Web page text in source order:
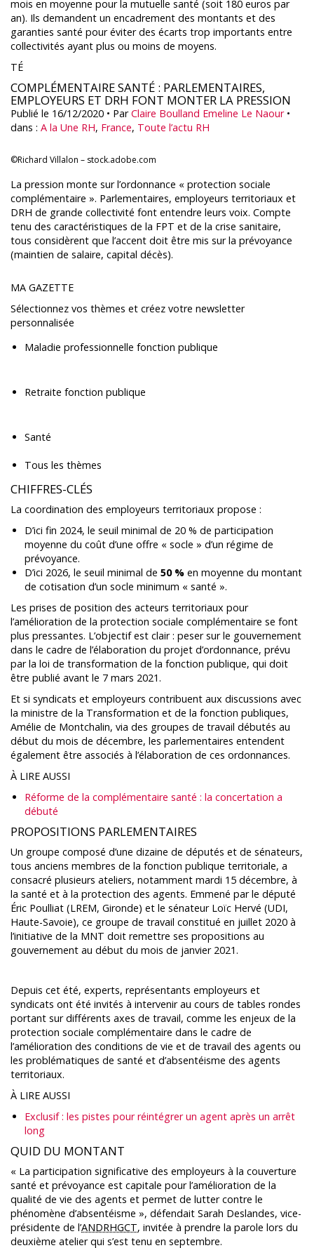
mois en moyenne pour la mutuelle santé (soit 180 euros par
an). Ils demandent un encadrement des montants et des
garanties santé pour éviter des écarts trop importants entre
collectivités ayant plus ou moins de moyens.
TÉ
COMPLÉMENTAIRE SANTÉ : PARLEMENTAIRES,
EMPLOYEURS ET DRH FONT MONTER LA PRESSION
Publié le 16/12/2020 • ParClaire Boulland Emeline Le Naour •
dans : A la Une RH, France, Toute l’actu RH
©Richard Villalon – stock.adobe.com
La pression monte sur l’ordonnance « protection sociale
complémentaire ». Parlementaires, employeurs territoriaux et
DRH de grande collectivité font entendre leurs voix. Compte
tenu des caractéristiques de la FPT et de la crise sanitaire,
tous considèrent que l’accent doit être mis sur la prévoyance
(maintien de salaire, capital décès).
MA GAZETTE
Sélectionnez vos thèmes et créez votre newsletter
personnalisée
Maladie professionnelle fonction publique
Retraite fonction publique
Santé
Tous les thèmes
CHIFFRES-CLÉS
La coordination des employeurs territoriaux propose :
D’ici fin 2024, le seuil minimal de 20 % de participation
moyenne du coût d’une offre « socle » d’un régime de
prévoyance.
D’ici 2026, le seuil minimal de 50 % en moyenne du montant
de cotisation d’un socle minimum « santé ».
Les prises de position des acteurs territoriaux pour
l’amélioration de la protection sociale complémentaire se font
plus pressantes. L’objectif est clair : peser sur le gouvernement
dans le cadre de l’élaboration du projet d’ordonnance, prévu
par la loi de transformation de la fonction publique, qui doit
être publié avant le 7 mars 2021.
Et si syndicats et employeurs contribuent aux discussions avec
la ministre de la Transformation et de la fonction publiques,
Amélie de Montchalin, via des groupes de travail débutés au
début du mois de décembre, les parlementaires entendent
également être associés à l’élaboration de ces ordonnances.
À LIRE AUSSI
Réforme de la complémentaire santé : la concertation a
débuté
PROPOSITIONS PARLEMENTAIRES
Un groupe composé d’une dizaine de députés et de sénateurs,
tous anciens membres de la fonction publique territoriale, a
consacré plusieurs ateliers, notamment mardi 15 décembre, à
la santé et à la protection des agents. Emmené par le député
Éric Poulliat (LREM, Gironde) et le sénateur Loïc Hervé (UDI,
Haute-Savoie), ce groupe de travail constitué en juillet 2020 à
l’initiative de la MNT doit remettre ses propositions au
gouvernement au début du mois de janvier 2021.
Depuis cet été, experts, représentants employeurs et
syndicats ont été invités à intervenir au cours de tables rondes
portant sur différents axes de travail, comme les enjeux de la
protection sociale complémentaire dans le cadre de
l’amélioration des conditions de vie et de travail des agents ou
les problématiques de santé et d’absentéisme des agents
territoriaux.
À LIRE AUSSI
Exclusif : les pistes pour réintégrer un agent après un arrêt
long
QUID DU MONTANT
« La participation significative des employeurs à la couverture
santé et prévoyance est capitale pour l’amélioration de la
qualité de vie des agents et permet de lutter contre le
phénomène d’absentéisme », défendait Sarah Deslandes, vice-
présidente de l’ANDRHGCT, invitée à prendre la parole lors du
deuxième atelier qui s’est tenu en septembre.